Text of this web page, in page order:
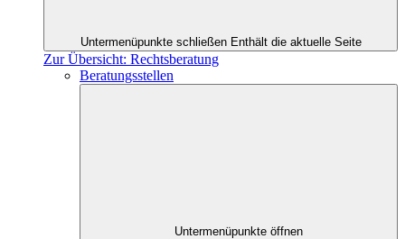
Untermenüpunkte schließen Enthält die aktuelle Seite
Zur Übersicht: Rechtsberatung
Beratungsstellen
Untermenüpunkte öffnen